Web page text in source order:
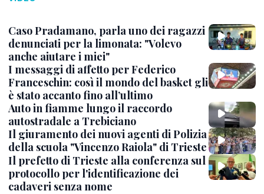
Caso Pradamano, parla uno dei ragazzi
denunciati per la limonata: "Volevo
anche aiutare i miei"
I messaggi di affetto per Federico
Franceschin: così il mondo del basket gli
è stato accanto fino all’ultimo
Auto in fiamme lungo il raccordo
autostradale a Trebiciano
Il giuramento dei nuovi agenti di Polizia
della scuola "Vincenzo Raiola" di Trieste
Il prefetto di Trieste alla conferenza sul
protocollo per l'identificazione dei
cadaveri senza nome